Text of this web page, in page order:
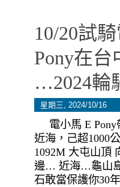
10/20試
Pony在
…2024輪
星期三, 2024/10/16
電小馬 E
近海，己超1000
1092M 大屯山頂
邊… 近海…龜山
石敢當保護你30